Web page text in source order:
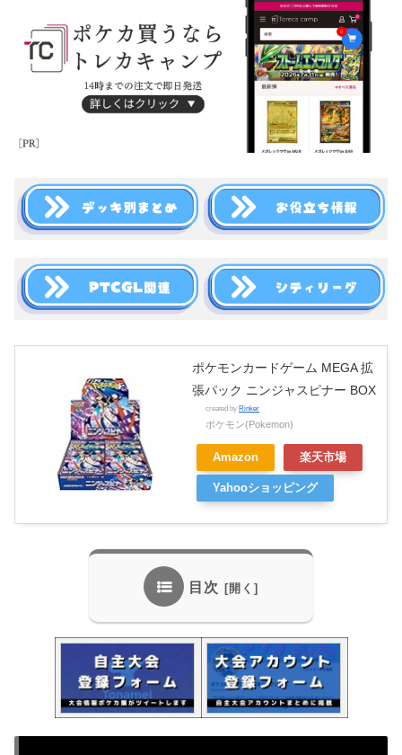
ポケモンカードゲーム MEGA 拡
張パック ニンジャスピナー BOX
created by Rinker
ポケモン(Pokemon)
Amazon 楽天市場
Yahooショッピング
目次